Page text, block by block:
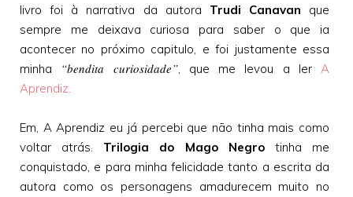
livro foi à narrativa da autora Trudi Canavan que
sempre me deixava curiosa para saber o que ia
acontecer no próximo capitulo, e foi justamente essa
minha “bendita curiosidade”, que me levou a ler A
Aprendiz.
Em, A Aprendiz eu já percebi que não tinha mais como
voltar atrás. Trilogia do Mago Negrotinha me
conquistado, e para minha felicidade tanto a escrita da
autora como os personagens amadurecem muito no